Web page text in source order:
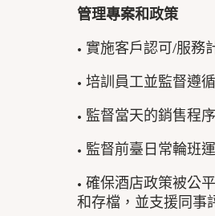
管理專案和政策
• 實施客戶認可/服務
• 培訓員工並監督遵
• 監督當天的銷售程
• 監督前臺日常輪班
• 確保酒店政策被公
和存檔，並支援同事